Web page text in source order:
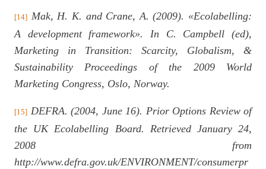
[14] Mak, H. K. and Crane, A. (2009). «Ecolabelling:
A development framework». In C. Campbell (ed),
Marketing in Transition: Scarcity, Globalism, &
Sustainability Proceedings of the 2009 World
Marketing Congress, Oslo, Norway.
[15] DEFRA. (2004, June 16). Prior Options Review of
the UK Ecolabelling Board. Retrieved January 24,
2008 from
http://www.defra.gov.uk/ENVIRONMENT/consumerpr